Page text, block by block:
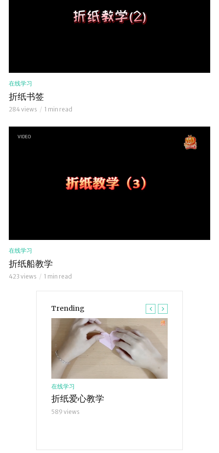
在线学习
折纸书签
284 views 1 min read
VIDEO
在线学习
折纸船教学
423 views 1 min read
Trending
在线学习
折纸爱心教学
589 views